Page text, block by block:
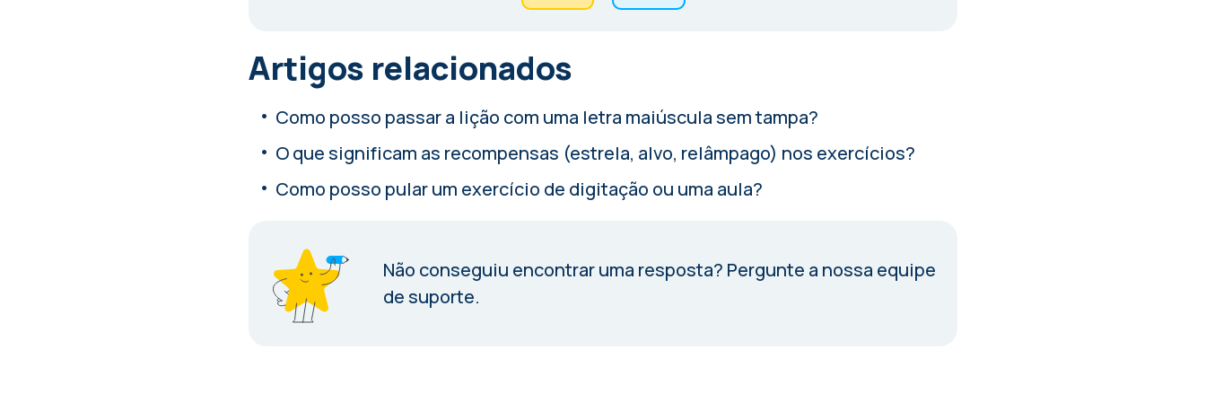
Artigos relacionados
Como posso passar a lição com uma letra maiúscula sem tampa?
O que significam as recompensas (estrela, alvo, relâmpago) nos exercícios?
Como posso pular um exercício de digitação ou uma aula?
Não conseguiu encontrar uma resposta? Pergunte a nossa equipe
de suporte.